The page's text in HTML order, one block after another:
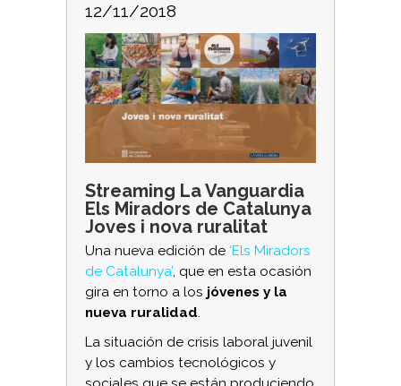
12/11/2018
Streaming La Vanguardia
Els Miradors de Catalunya
Joves i nova ruralitat
Una nueva edición de ‘Els Miradors
de Catalunya’, que en esta ocasión
gira en torno a los jóvenes y la
nueva ruralidad.
La situación de crisis laboral juvenil
y los cambios tecnológicos y